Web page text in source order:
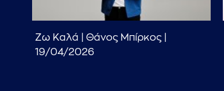
Ζω Καλά | Θάνος Μπίρκος |
19/04/2026